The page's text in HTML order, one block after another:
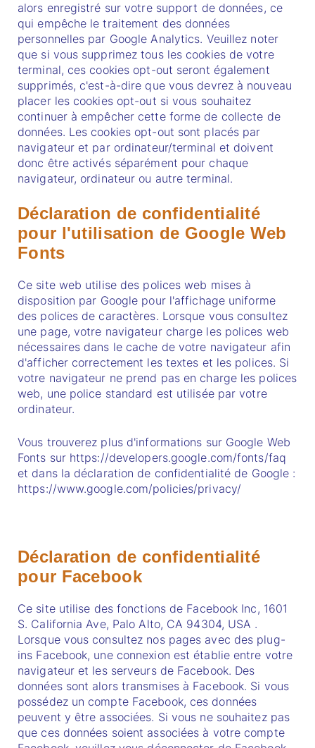
alors enregistré sur votre support de données, ce
qui empêche le traitement des données
personnelles par Google Analytics. Veuillez noter
que si vous supprimez tous les cookies de votre
terminal, ces cookies opt-out seront également
supprimés, c'est-à-dire que vous devrez à nouveau
placer les cookies opt-out si vous souhaitez
continuer à empêcher cette forme de collecte de
données. Les cookies opt-out sont placés par
navigateur et par ordinateur/terminal et doivent
donc être activés séparément pour chaque
navigateur, ordinateur ou autre terminal.
Déclaration de confidentialité
pour l'utilisation de Google Web
Fonts
Ce site web utilise des polices web mises à
disposition par Google pour l'affichage uniforme
des polices de caractères. Lorsque vous consultez
une page, votre navigateur charge les polices web
nécessaires dans le cache de votre navigateur afin
d'afficher correctement les textes et les polices. Si
votre navigateur ne prend pas en charge les polices
web, une police standard est utilisée par votre
ordinateur.
Vous trouverez plus d'informations sur Google Web
Fonts sur https://developers.google.com/fonts/faq
et dans la déclaration de confidentialité de Google :
https://www.google.com/policies/privacy/
Déclaration de confidentialité
pour Facebook
Ce site utilise des fonctions de Facebook Inc, 1601
S. California Ave, Palo Alto, CA 94304, USA .
Lorsque vous consultez nos pages avec des plug-
ins Facebook, une connexion est établie entre votre
navigateur et les serveurs de Facebook. Des
données sont alors transmises à Facebook. Si vous
possédez un compte Facebook, ces données
peuvent y être associées. Si vous ne souhaitez pas
que ces données soient associées à votre compte